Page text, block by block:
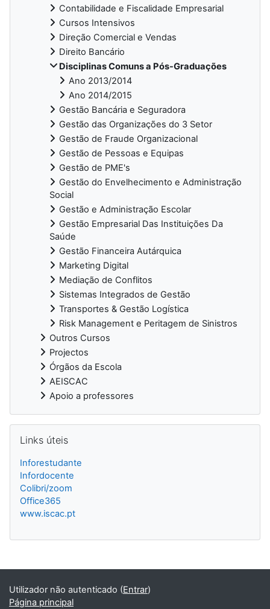
Contabilidade e Fiscalidade Empresarial
Cursos Intensivos
Direção Comercial e Vendas
Direito Bancário
Disciplinas Comuns a Pós-Graduações
Ano 2013/2014
Ano 2014/2015
Gestão Bancária e Seguradora
Gestão das Organizações do 3 Setor
Gestão de Fraude Organizacional
Gestão de Pessoas e Equipas
Gestão de PME's
Gestão do Envelhecimento e Administração
Social
Gestão e Administração Escolar
Gestão Empresarial Das Instituições Da
Saúde
Gestão Financeira Autárquica
Marketing Digital
Mediação de Conflitos
Sistemas Integrados de Gestão
Transportes & Gestão Logística
Risk Management e Peritagem de Sinistros
Outros Cursos
Projectos
Órgãos da Escola
AEISCAC
Apoio a professores
Links úteis
Inforestudante
Infordocente
Colibri/zoom
Office365
www.iscac.pt
Blocos
Utilizador não autenticado (Entrar)
Página principal